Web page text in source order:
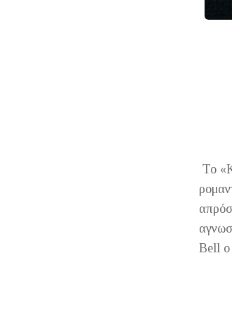
Το
Bell ο